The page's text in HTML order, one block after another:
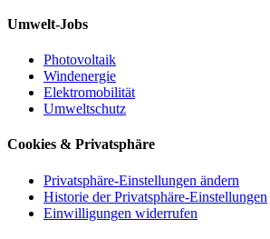
Umwelt-Jobs
Photovoltaik
Windenergie
Elektromobilität
Umweltschutz
Cookies & Privatsphäre
Privatsphäre-Einstellungen ändern
Historie der Privatsphäre-Einstellungen
Einwilligungen widerrufen